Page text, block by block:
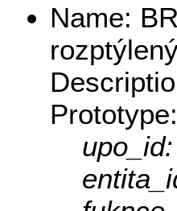
Name:
Prototype:
upo_id: